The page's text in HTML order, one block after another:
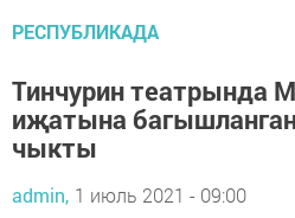
РЕСПУБЛИКАДА
Тинчурин театрында
иҗатына
чыкты
admin, 1 июль 2021 - 09:00